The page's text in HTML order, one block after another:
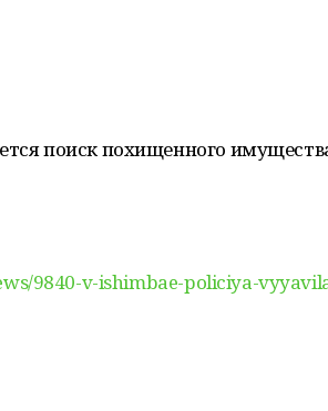
поиск похищенного
9840-v-ishimbae-policiya-